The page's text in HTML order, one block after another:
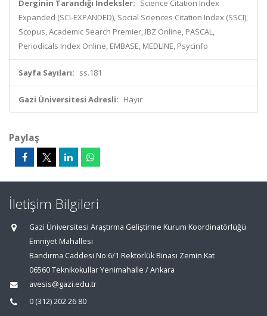
Derginin Tarandığı İndeksler: Science Citation Index
Expanded (SCI-EXPANDED), Social Sciences Citation Index (SSCI),
Scopus, Academic Search Premier, IBZ Online, PASCAL,
Periodicals Index Online, EMBASE, MEDLINE, Psycinfo
Sayfa Sayıları: ss.181
Gazi Üniversitesi Adresli: Hayır
Paylaş
İletişim Bilgileri
Gazi Üniversitesi Araştırma Geliştirme Kurum Koordinatörlüğü
Emniyet Mahallesi
Bandırma Caddesi No:6/1 Rektörlük Binası Zemin Kat
06560 Teknikokullar Yenimahalle / Ankara
avesis@gazi.edu.tr
0 (312) 202 26 80